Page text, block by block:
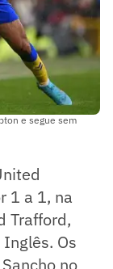
e segue sem
1 a 1, na
Trafford,
Os
no